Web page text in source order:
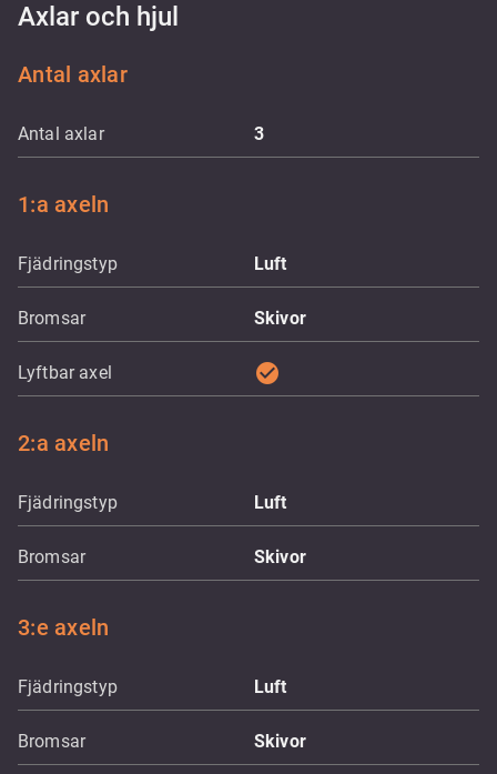
Axlar och hjul
Antal axlar
Antal axlar 3
1:a axeln
Fjädringstyp Luft
Bromsar Skivor
Lyftbar axel check_circle
2:a axeln
Fjädringstyp Luft
Bromsar Skivor
3:e axeln
Fjädringstyp Luft
Bromsar Skivor